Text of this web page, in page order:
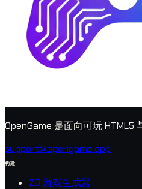
OpenGame 是面向可玩 HTML5
support@opengame.app
构建
2D 游戏生成器